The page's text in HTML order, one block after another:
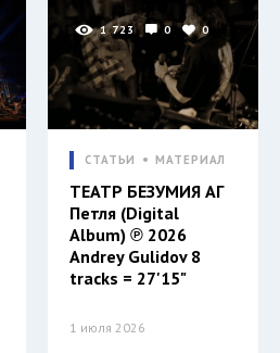
1 723 0 0
СТАТЬИ МАТЕРИАЛ
ТЕАТР БЕЗУМИЯ АГ
Петля (Digital
Album) ℗ 2026
Andrey Gulidov 8
tracks = 27'15"
1 июля 2026